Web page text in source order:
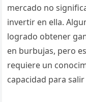
mercado no
invertir en ella.
logrado obtener
en burbujas, pero
requiere un
capacidad para